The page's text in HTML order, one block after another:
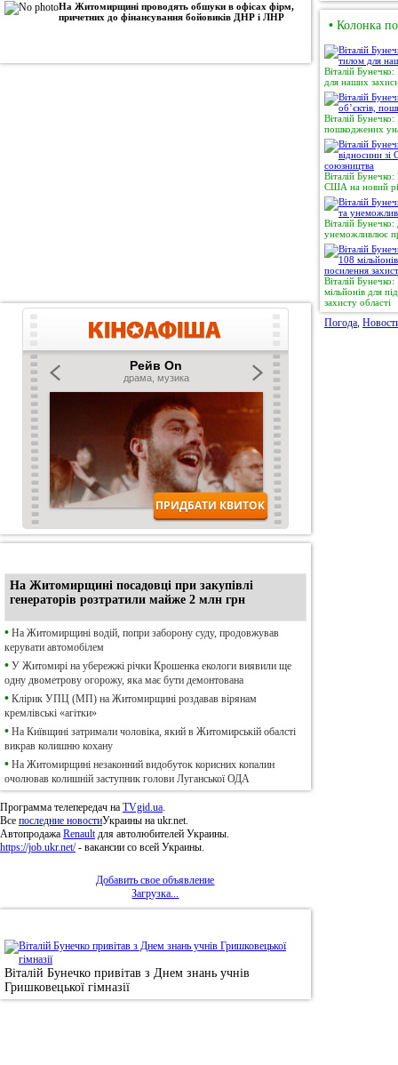
На Житомирщині проводять обшуки в офісах фірм,
причетних до фінансування бойовиків ДНР і ЛНР
На Житомирщині посадовці при закупівлі
генераторів розтратили майже 2 млн грн
• На Житомирщині водій, попри заборону суду, продовжував
керувати автомобілем
• У Житомирі на убережжі річки Крошенка екологи виявили ще
одну двометрову огорожу, яка має бути демонтована
• Клірик УПЦ (МП) на Житомирщині роздавав вірянам
кремлівські «агітки»
• На Київщині затримали чоловіка, який в Житомирській обалсті
викрав колишню кохану
• На Житомирщині незаконний видобуток корисних копалин
очолював колишній заступник голови Луганської ОДА
Программа телепередач на TVgid.ua.
Все последние новостиУкраины на ukr.net.
Автопродажа Renaultдля автолюбителей Украины.
https://job.ukr.net/- вакансии со всей Украины.
Добавить свое объявление
Загрузка...
Віталій Бунечко привітав з Днем знань учнів
Гришковецької гімназії
• Колонка
Віталій
для наших
Віталій
пошкоджених
Віталій
США на новий
Віталій
унеможливлює
Віталій
мільйонів для
захисту області
Погода,